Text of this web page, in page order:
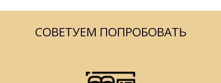
СОВЕТУЕМ ПОПРОБОВАТЬ